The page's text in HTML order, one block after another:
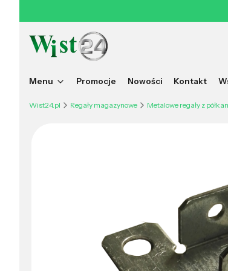
Menu Promocje Nowości Kontakt
Wist24.pl Regały magazynowe Metalowe regały z